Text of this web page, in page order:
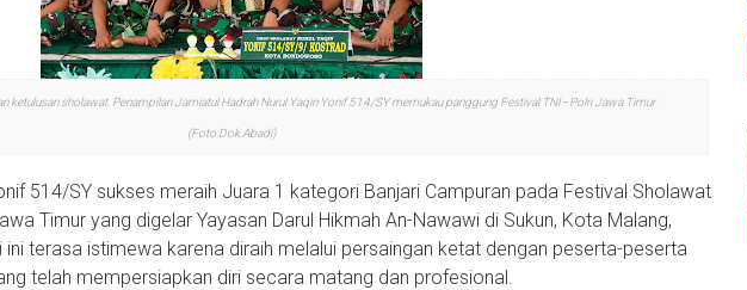
ketulusan sholawat. Penampilan Jamiatul Hadrah Nurul Yaqin Yonif 514/SY memukau panggung Festival TNI–Polri Jawa Timur
(Foto:Dok.Abadi)
514/SY sukses meraih Juara 1 kategori Banjari Campuran pada Festival Sholawat
Timur yang digelar Yayasan Darul Hikmah An-Nawawi di Sukun, Kota Malang,
terasa istimewa karena diraih melalui persaingan ketat dengan peserta-peserta
telah mempersiapkan diri secara matang dan profesional.